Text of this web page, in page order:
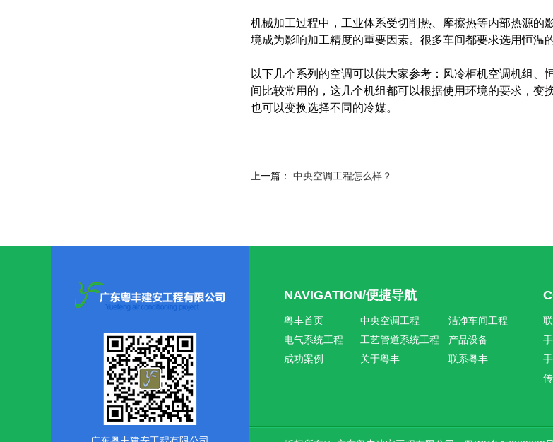
机械加工过程中，工业体系受切削热、摩擦热等内部热源
境成为影响加工精度的重要因素。很多车间都要求选用恒
以下几个系列的空调可以供大家参考：风冷柜机空调机组
间比较常用的，这几个机组都可以根据使用环境的要求，变
也可以变换选择不同的冷媒。
上一篇： 中央空调工程怎么样？
NAVIGATION/便捷导航
粤丰首页
电气系统工程
成功案例
中央空调工程
工艺管道系统工程
关于粤丰
洁净车间工程
产品设备
联系粤丰